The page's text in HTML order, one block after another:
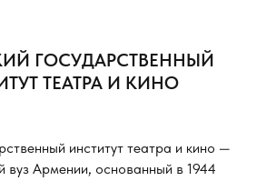
ГОСУДАРСТВЕННЫЙ
ТЕАТРА И КИНО
институт театра и кино —
вуз Армении, основанный в 1944